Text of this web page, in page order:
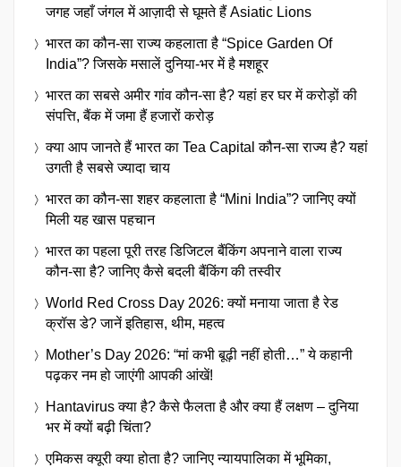
जगह जहाँ जंगल में आज़ादी से घूमते हैं Asiatic Lions
भारत का कौन-सा राज्य कहलाता है “Spice Garden Of
India”? जिसके मसालें दुनिया-भर में है मशहूर
भारत का सबसे अमीर गांव कौन-सा है? यहां हर घर में करोड़ों की
संपत्ति, बैंक में जमा हैं हजारों करोड़
क्या आप जानते हैं भारत का Tea Capital कौन-सा राज्य है? यहां
उगती है सबसे ज्यादा चाय
भारत का कौन-सा शहर कहलाता है “Mini India”? जानिए क्यों
मिली यह खास पहचान
भारत का पहला पूरी तरह डिजिटल बैंकिंग अपनाने वाला राज्य
कौन-सा है? जानिए कैसे बदली बैंकिंग की तस्वीर
World Red Cross Day 2026: क्यों मनाया जाता है रेड
क्रॉस डे? जानें इतिहास, थीम, महत्व
Mother’s Day 2026: “मां कभी बूढ़ी नहीं होती…” ये कहानी
पढ़कर नम हो जाएंगी आपकी आंखें!
Hantavirus क्या है? कैसे फैलता है और क्या हैं लक्षण – दुनिया
भर में क्यों बढ़ी चिंता?
एमिकस क्यूरी क्या होता है? जानिए न्यायपालिका में भूमिका,